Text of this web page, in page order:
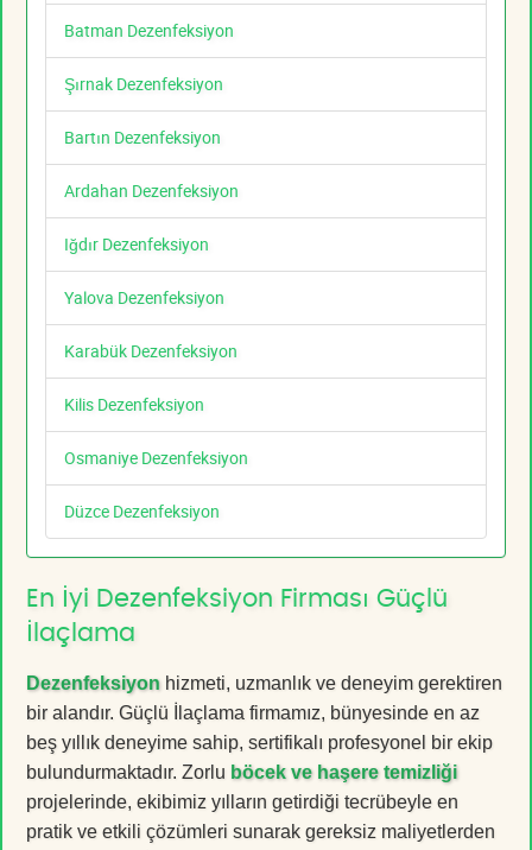
Batman Dezenfeksiyon
Şırnak Dezenfeksiyon
Bartın Dezenfeksiyon
Ardahan Dezenfeksiyon
Iğdır Dezenfeksiyon
Yalova Dezenfeksiyon
Karabük Dezenfeksiyon
Kilis Dezenfeksiyon
Osmaniye Dezenfeksiyon
Düzce Dezenfeksiyon
En İyi Dezenfeksiyon Firması Güçlü
İlaçlama
Dezenfeksiyon hizmeti, uzmanlık ve deneyim gerektiren
bir alandır. Güçlü İlaçlama firmamız, bünyesinde en az
beş yıllık deneyime sahip, sertifikalı profesyonel bir ekip
bulundurmaktadır. Zorlu böcek ve haşere temizliği
projelerinde, ekibimiz yılların getirdiği tecrübeyle en
pratik ve etkili çözümleri sunarak gereksiz maliyetlerden